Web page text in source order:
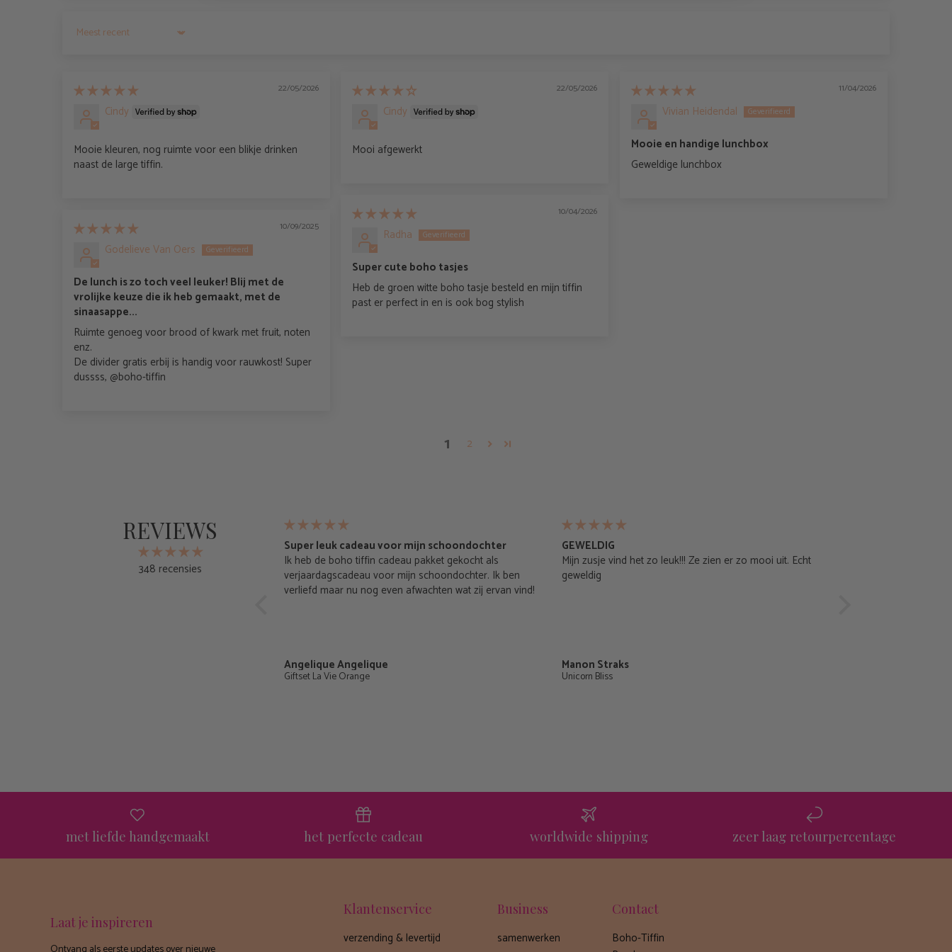
Sort by
22/05/2026
Cindy
Mooie kleuren, nog ruimte voor een blikje drinken
naast de large tiffin.
22/05/2026
Cindy
Mooi afgewerkt
11/04/2026
Vivian Heidendal
Mooie en handige lunchbox
Geweldige lunchbox
10/04/2026
Radha
Super cute boho tasjes
Heb de groen witte boho tasje besteld en mijn tiffin
past er perfect in en is ook bog stylish
10/09/2025
Godelieve Van Oers
De lunch is zo toch veel leuker! Blij met de
vrolijke keuze die ik heb gemaakt, met de
sinaasappe...
Ruimte genoeg voor brood of kwark met fruit, noten
enz.
De divider gratis erbij is handig voor rauwkost! Super
dussss, @boho-tiffin
1 2
REVIEWS
348 recensies
Super leuk cadeau voor mijn schoondochter
Ik heb de boho tiffin cadeau pakket gekocht als
verjaardagscadeau voor mijn schoondochter. Ik ben
verliefd maar nu nog even afwachten wat zij ervan vind!
Angelique Angelique
Giftset La Vie Orange
GEWELDIG
Mijn zusje vind het zo leuk!!! Ze zien er zo mooi uit. Echt
geweldig
Manon Straks
Unicorn Bliss
met liefde handgemaakt het perfecte cadeau worldwide shipping zeer laag retourpercentage
Laat je inspireren
Klantenservice
verzending & levertijd
Business
samenwerken
Contact
Boho-Tiffin